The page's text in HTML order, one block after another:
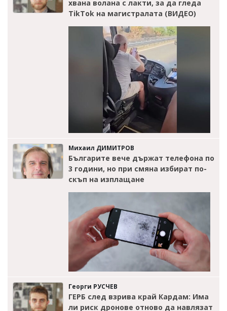
хвана волана с лакти, за да гледа
TikTok на магистралата (ВИДЕО)
Михаил ДИМИТРОВ
Българите вече държат телефона по
3 години, но при смяна избират по-
скъп на изплащане
Георги РУСЧЕВ
ГЕРБ след взрива край Кардам: Има
ли риск дронове отново да навлязат